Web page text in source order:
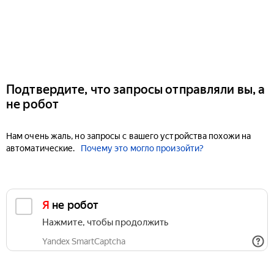
Подтвердите, что запросы отправляли вы, а
не робот
Нам очень жаль, но запросы с вашего устройства похожи на
автоматические.
Почему это могло произойти?
Я не робот
Нажмите, чтобы продолжить
Yandex SmartCaptcha